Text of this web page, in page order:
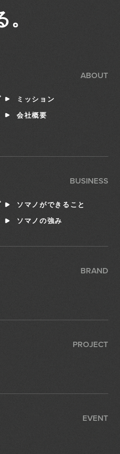
ABOUT
ミッション
会社概要
BUSINESS
ソマノができること
ソマノの強み
BRAND
PROJECT
EVENT